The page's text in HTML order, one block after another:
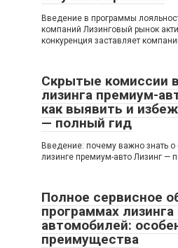
Введение в программы
компаний Лизинговый рынок
конкуренция заставляет
Скрытые комиссии
лизинга премиум-
как выявить и
— полный гид
Введение: почему важно знать
лизинге премиум-авто Лизинг —
Полное сервисное
программах
автомобилей:
преимущества